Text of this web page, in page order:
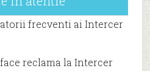
frecventi ai Intercer
reclama la Intercer